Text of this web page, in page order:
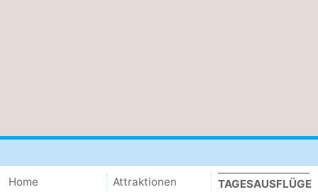
Home
Attraktionen
TAGESAUSFLÜGE